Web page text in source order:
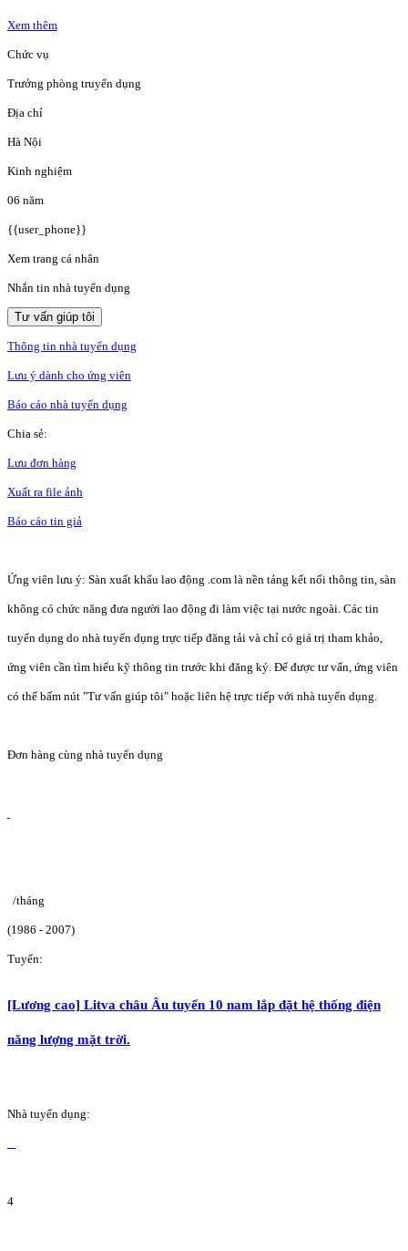
Xem thêm
Chức vụ
Trưởng phòng truyển dụng
Địa chỉ
Hà Nội
Kinh nghiệm
06 năm
{{user_phone}}
Xem trang cá nhân
Nhắn tin nhà tuyển dụng
Tư vấn giúp tôi
Thông tin nhà tuyển dụng
Lưu ý dành cho ứng viên
Báo cáo nhà tuyển dụng
Chia sẻ:
Lưu đơn hàng
Xuất ra file ảnh
Báo cáo tin giả
Ứng viên lưu ý: Sàn xuất khẩu lao động .com là nền tảng kết nối thông tin, sàn
không có chức năng đưa người lao động đi làm việc tại nước ngoài. Các tin
tuyển dụng do nhà tuyển dụng trực tiếp đăng tải và chỉ có giá trị tham khảo,
ứng viên cần tìm hiểu kỹ thông tin trước khi đăng ký. Để được tư vấn, ứng viên
có thể bấm nút "Tư vấn giúp tôi" hoặc liên hệ trực tiếp với nhà tuyển dụng.
Đơn hàng cùng nhà tuyển dụng
/tháng
(1986 - 2007)
Tuyển:
[Lương cao] Litva châu Âu tuyển 10 nam lắp đặt hệ thống điện
năng lượng mặt trời.
Nhà tuyển dụng:
4